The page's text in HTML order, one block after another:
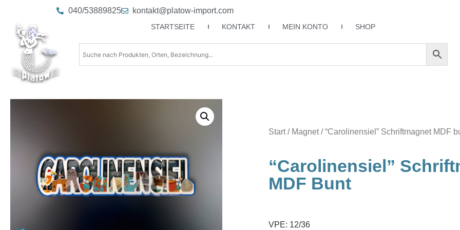
040/53889825 kontakt@platow-import.com
STARTSEITE KONTAKT MEIN KONTO SHOP
Start/ Magnet/ “Carolinensiel” Schriftmagnet MDF
“Carolinensiel”
MDF Bunt
VPE: 12/36